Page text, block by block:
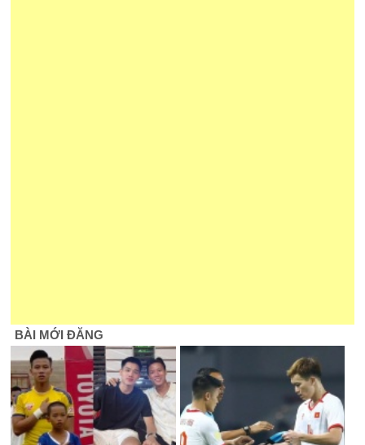
BÀI MỚI ĐĂNG